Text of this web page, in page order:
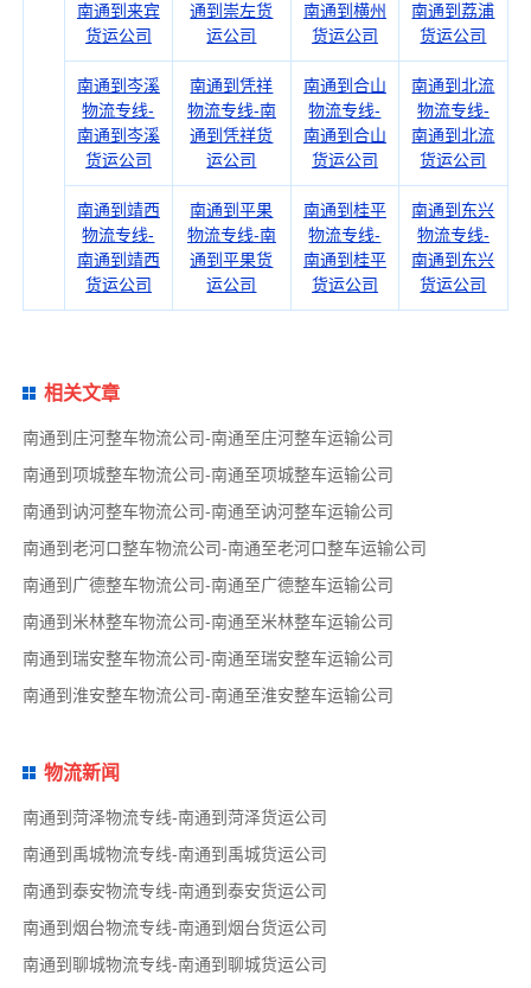
南通到来宾
货运公司
通到崇左货
运公司
南通到横州
货运公司
南通到荔浦
货运公司
南通到岑溪
物流专线-
南通到岑溪
货运公司
南通到凭祥
物流专线-南
通到凭祥货
运公司
南通到合山
物流专线-
南通到合山
货运公司
南通到北流
物流专线-
南通到北流
货运公司
南通到靖西
物流专线-
南通到靖西
货运公司
南通到平果
物流专线-南
通到平果货
运公司
南通到桂平
物流专线-
南通到桂平
货运公司
南通到东兴
物流专线-
南通到东兴
货运公司
相关文章
南通到庄河整车物流公司-南通至庄河整车运输公司
南通到项城整车物流公司-南通至项城整车运输公司
南通到讷河整车物流公司-南通至讷河整车运输公司
南通到老河口整车物流公司-南通至老河口整车运输公司
南通到广德整车物流公司-南通至广德整车运输公司
南通到米林整车物流公司-南通至米林整车运输公司
南通到瑞安整车物流公司-南通至瑞安整车运输公司
南通到淮安整车物流公司-南通至淮安整车运输公司
物流新闻
南通到菏泽物流专线-南通到菏泽货运公司
南通到禹城物流专线-南通到禹城货运公司
南通到泰安物流专线-南通到泰安货运公司
南通到烟台物流专线-南通到烟台货运公司
南通到聊城物流专线-南通到聊城货运公司